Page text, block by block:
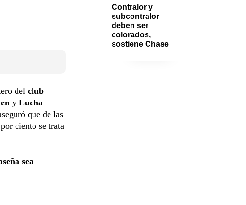
Contralor y
subcontralor
deben ser
colorados,
sostiene Chase
del club
y Lucha
que de las
ciento se trata
sea